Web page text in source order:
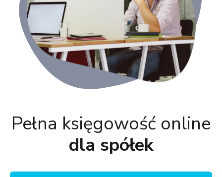
Pełna księgowość online
dla spółek